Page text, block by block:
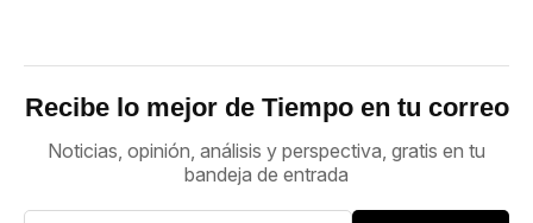
Recibe lo mejor de Tiempo en tu correo
Noticias, opinión, análisis y perspectiva, gratis en tu
bandeja de entrada